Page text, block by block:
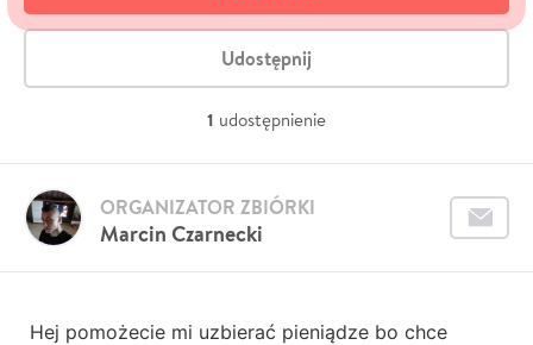
Udostępnij
1 udostępnienie
Marcin Czarnecki
ORGANIZATOR ZBIÓRKI
Hej pomożecie mi uzbierać pieniądze bo chce